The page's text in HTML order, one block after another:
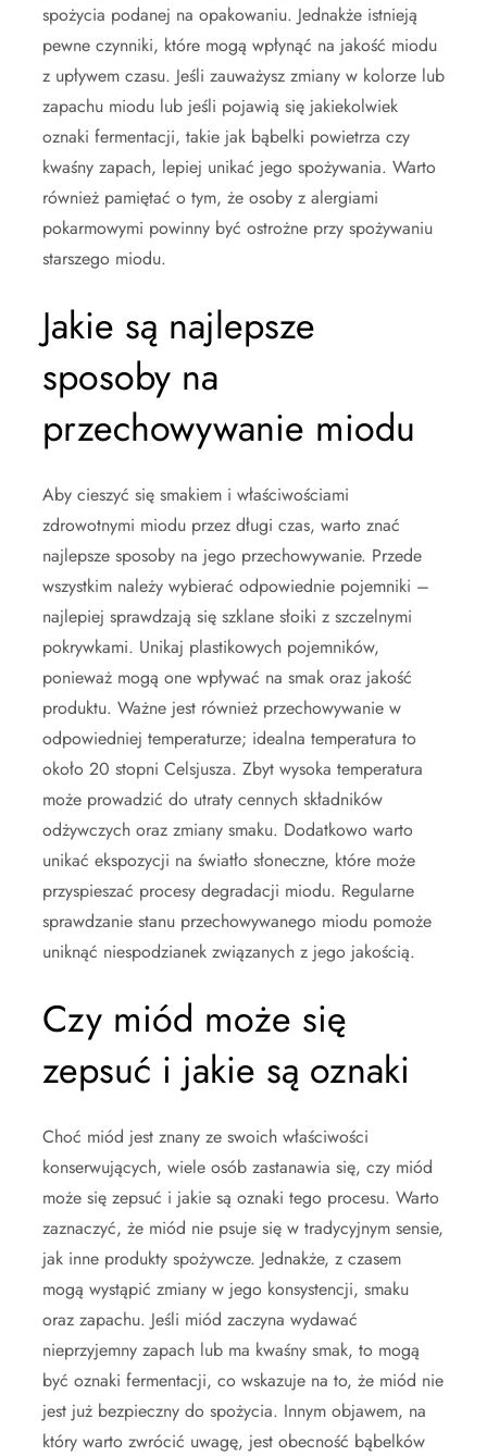
spożycia podanej na opakowaniu. Jednakże istnieją
pewne czynniki, które mogą wpłynąć na jakość miodu
z upływem czasu. Jeśli zauważysz zmiany w kolorze lub
zapachu miodu lub jeśli pojawią się jakiekolwiek
oznaki fermentacji, takie jak bąbelki powietrza czy
kwaśny zapach, lepiej unikać jego spożywania. Warto
również pamiętać o tym, że osoby z alergiami
pokarmowymi powinny być ostrożne przy spożywaniu
starszego miodu.
Jakie są najlepsze
sposoby na
przechowywanie miodu
Aby cieszyć się smakiem i właściwościami
zdrowotnymi miodu przez długi czas, warto znać
najlepsze sposoby na jego przechowywanie. Przede
wszystkim należy wybierać odpowiednie pojemniki –
najlepiej sprawdzają się szklane słoiki z szczelnymi
pokrywkami. Unikaj plastikowych pojemników,
ponieważ mogą one wpływać na smak oraz jakość
produktu. Ważne jest również przechowywanie w
odpowiedniej temperaturze; idealna temperatura to
około 20 stopni Celsjusza. Zbyt wysoka temperatura
może prowadzić do utraty cennych składników
odżywczych oraz zmiany smaku. Dodatkowo warto
unikać ekspozycji na światło słoneczne, które może
przyspieszać procesy degradacji miodu. Regularne
sprawdzanie stanu przechowywanego miodu pomoże
uniknąć niespodzianek związanych z jego jakością.
Czy miód może się
zepsuć i jakie są oznaki
Choć miód jest znany ze swoich właściwości
konserwujących, wiele osób zastanawia się, czy miód
może się zepsuć i jakie są oznaki tego procesu. Warto
zaznaczyć, że miód nie psuje się w tradycyjnym sensie,
jak inne produkty spożywcze. Jednakże, z czasem
mogą wystąpić zmiany w jego konsystencji, smaku
oraz zapachu. Jeśli miód zaczyna wydawać
nieprzyjemny zapach lub ma kwaśny smak, to mogą
być oznaki fermentacji, co wskazuje na to, że miód nie
jest już bezpieczny do spożycia. Innym objawem, na
który warto zwrócić uwagę, jest obecność bąbelków